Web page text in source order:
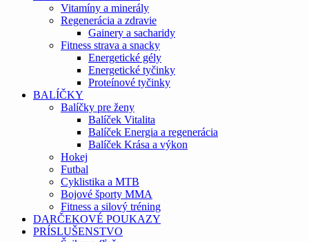
Vitamíny a minerály
Regenerácia a zdravie
Gainery a sacharidy
Fitness strava a snacky
Energetické gély
Energetické tyčinky
Proteínové tyčinky
BALÍČKY
Balíčky pre ženy
Balíček Vitalita
Balíček Energia a regenerácia
Balíček Krása a výkon
Hokej
Futbal
Cyklistika a MTB
Bojové športy MMA
Fitness a silový tréning
DARČEKOVÉ POUKAZY
PRÍSLUŠENSTVO